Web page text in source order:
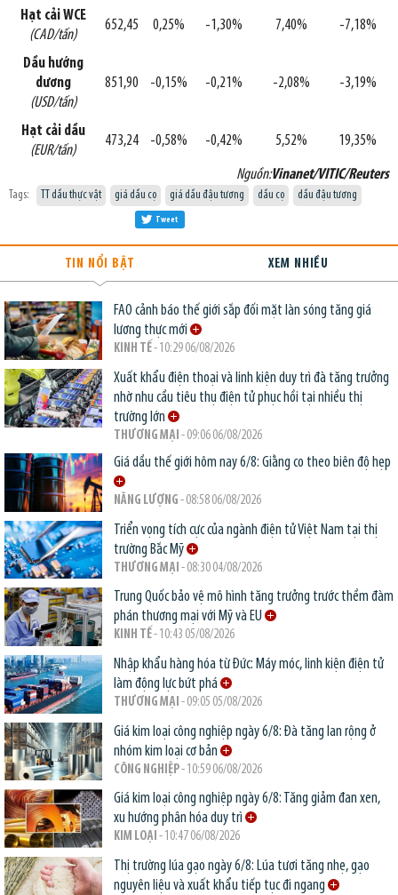
Hạt cải WCE
(CAD/tấn)
652,45 0,25% -1,30% 7,40% -7,18%
Dầu hướng
dương
(USD/tấn)
851,90 -0,15% -0,21% -2,08% -3,19%
Hạt cải dầu
(EUR/tấn)
473,24 -0,58% -0,42% 5,52% 19,35%
Nguồn:Vinanet/VITIC/Reuters
Tags: TT dầu thực vật giá dầu cọ giá dầu đậu tương dầu cọ dầu đậu tương
Tweet
TIN NỔI BẬT XEM NHIỀU
FAO cảnh báo thế giới sắp đối mặt làn sóng tăng giá
lương thực mới
KINH TẾ- 10:29 06/08/2026
Xuất khẩu điện thoại và linh kiện duy trì đà tăng trưởng
nhờ nhu cầu tiêu thụ điện tử phục hồi tại nhiều thị
trường lớn
THƯƠNG MẠI - 09:06 06/08/2026
Giá dầu thế giới hôm nay 6/8: Giằng co theo biên độ hẹp
NĂNG LƯỢNG - 08:58 06/08/2026
Triển vọng tích cực của ngành điện tử Việt Nam tại thị
trường Bắc Mỹ
THƯƠNG MẠI - 08:30 04/08/2026
Trung Quốc bảo vệ mô hình tăng trưởng trước thềm đàm
phán thương mại với Mỹ và EU
KINH TẾ- 10:43 05/08/2026
Nhập khẩu hàng hóa từ Đức: Máy móc, linh kiện điện tử
làm động lực bứt phá
THƯƠNG MẠI - 09:05 05/08/2026
Giá kim loại công nghiệp ngày 6/8: Đà tăng lan rộng ở
nhóm kim loại cơ bản
CÔNG NGHIỆP- 10:59 06/08/2026
Giá kim loại công nghiệp ngày 6/8: Tăng giảm đan xen,
xu hướng phân hóa duy trì
KIM LOẠI - 10:47 06/08/2026
Thị trường lúa gạo ngày 6/8: Lúa tươi tăng nhẹ, gạo
nguyên liệu và xuất khẩu tiếp tục đi ngang